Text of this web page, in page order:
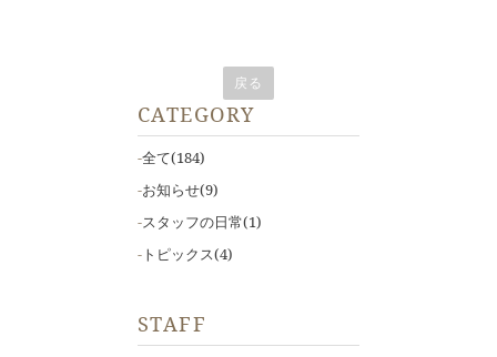
戻る
CATEGORY
全て(184)
お知らせ(9)
スタッフの日常(1)
トピックス(4)
STAFF